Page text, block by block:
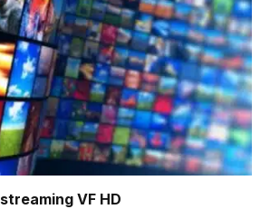
streaming VF HD